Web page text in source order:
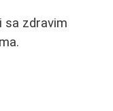
sa zdravim